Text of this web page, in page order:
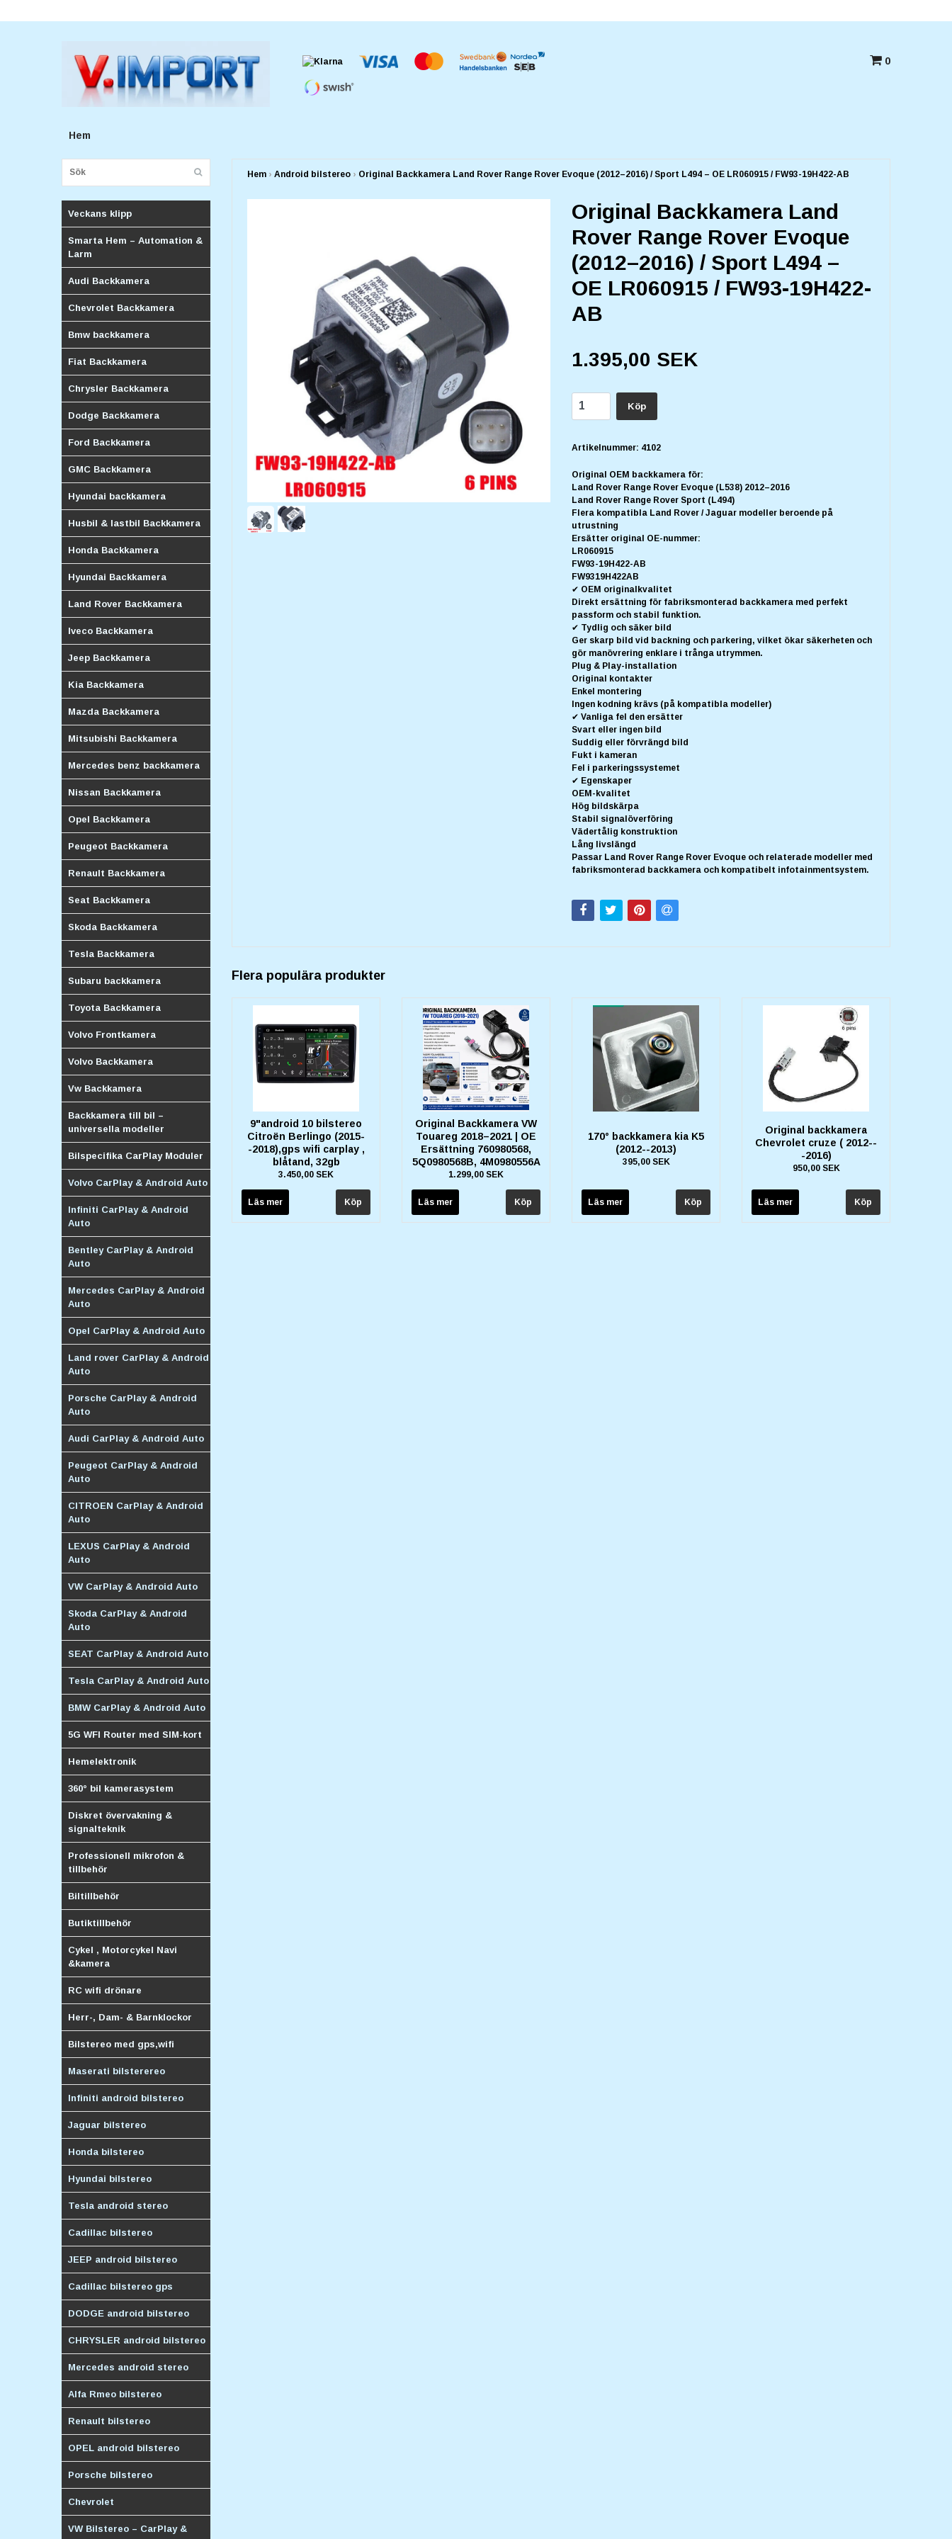
0
Hem
Veckans klipp
Smarta Hem – Automation &
Larm
Audi Backkamera
Chevrolet Backkamera
Bmw backkamera
Fiat Backkamera
Chrysler Backkamera
Dodge Backkamera
Ford Backkamera
GMC Backkamera
Hyundai backkamera
Husbil & lastbil Backkamera
Honda Backkamera
Hyundai Backkamera
Land Rover Backkamera
Iveco Backkamera
Jeep Backkamera
Kia Backkamera
Mazda Backkamera
Mitsubishi Backkamera
Mercedes benz backkamera
Nissan Backkamera
Opel Backkamera
Peugeot Backkamera
Renault Backkamera
Seat Backkamera
Skoda Backkamera
Tesla Backkamera
Subaru backkamera
Toyota Backkamera
Volvo Frontkamera
Volvo Backkamera
Vw Backkamera
Backkamera till bil –
universella modeller
Bilspecifika CarPlay Moduler
Volvo CarPlay & Android Auto
Infiniti CarPlay & Android
Auto
Bentley CarPlay & Android
Auto
Mercedes CarPlay & Android
Auto
Opel CarPlay & Android Auto
Land rover CarPlay & Android
Auto
Porsche CarPlay & Android
Auto
Audi CarPlay & Android Auto
Peugeot CarPlay & Android
Auto
CITROEN CarPlay & Android
Auto
LEXUS CarPlay & Android
Auto
VW CarPlay & Android Auto
Skoda CarPlay & Android
Auto
SEAT CarPlay & Android Auto
Tesla CarPlay & Android Auto
BMW CarPlay & Android Auto
5G WFI Router med SIM-kort
Hemelektronik
360° bil kamerasystem
Diskret övervakning &
signalteknik
Professionell mikrofon &
tillbehör
Biltillbehör
Butiktillbehör
Cykel , Motorcykel Navi
&kamera
RC wifi drönare
Herr-, Dam- & Barnklockor
Bilstereo med gps,wifi
Maserati bilsterereo
Infiniti android bilstereo
Jaguar bilstereo
Honda bilstereo
Hyundai bilstereo
Tesla android stereo
Cadillac bilstereo
JEEP android bilstereo
Cadillac bilstereo gps
DODGE android bilstereo
CHRYSLER android bilstereo
Mercedes android stereo
Alfa Rmeo bilstereo
Renault bilstereo
OPEL android bilstereo
Porsche bilstereo
Chevrolet
VW Bilstereo – CarPlay &
Hem › Android bilstereo › Original Backkamera Land Rover Range Rover Evoque (2012–2016) / Sport L494 – OE LR060915 / FW93-19H422-AB
Original Backkamera Land
Rover Range Rover Evoque
(2012–2016) / Sport L494 –
OE LR060915 / FW93-19H422-
AB
1.395,00 SEK
Köp
Artikelnummer: 4102
Original OEM backkamera för:
Land Rover Range Rover Evoque (L538) 2012–2016
Land Rover Range Rover Sport (L494)
Flera kompatibla Land Rover / Jaguar modeller beroende på
utrustning
Ersätter original OE-nummer:
LR060915
FW93-19H422-AB
FW9319H422AB
✔ OEM originalkvalitet
Direkt ersättning för fabriksmonterad backkamera med perfekt
passform och stabil funktion.
✔ Tydlig och säker bild
Ger skarp bild vid backning och parkering, vilket ökar säkerheten och
gör manövrering enklare i trånga utrymmen.
Plug & Play-installation
Original kontakter
Enkel montering
Ingen kodning krävs (på kompatibla modeller)
✔ Vanliga fel den ersätter
Svart eller ingen bild
Suddig eller förvrängd bild
Fukt i kameran
Fel i parkeringssystemet
✔ Egenskaper
OEM-kvalitet
Hög bildskärpa
Stabil signalöverföring
Vädertålig konstruktion
Lång livslängd
Passar Land Rover Range Rover Evoque och relaterade modeller med
fabriksmonterad backkamera och kompatibelt infotainmentsystem.
Flera populära produkter
9"android 10 bilstereo
Citroën Berlingo (2015-
-2018),gps wifi carplay ,
blåtand, 32gb
3.450,00 SEK
Läs mer
Original Backkamera VW
Touareg 2018–2021 | OE
Ersättning 760980568,
5Q0980568B, 4M0980556A
1.299,00 SEK
Läs mer
170° backkamera kia K5
(2012--2013)
395,00 SEK
Läs mer
Original backkamera
Chevrolet cruze ( 2012--
-2016)
950,00 SEK
Läs mer